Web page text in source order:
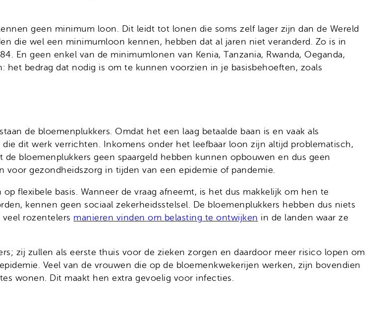
geen minimum loon. Dit leidt tot lonen die soms zelf lager zijn dan de Wereld
die wel een minimumloon kennen, hebben dat al jaren niet veranderd. Zo is in
En geen enkel van de minimumlonen van Kenia, Tanzania, Rwanda, Oeganda,
het bedrag dat nodig is om te kunnen voorzien in je basisbehoeften, zoals
de bloemenplukkers. Omdat het een laag betaalde baan is en vaak als
dit werk verrichten. Inkomens onder het leefbaar loon zijn altijd problematisch,
bloemenplukkers geen spaargeld hebben kunnen opbouwen en dus geen
gezondheidszorg in tijden van een epidemie of pandemie.
flexibele basis. Wanneer de vraag afneemt, is het dus makkelijk om hen te
kennen geen sociaal zekerheidsstelsel. De bloemenplukkers hebben dus niets
rozentelers manieren vinden om belasting te ontwijken in de landen waar ze
zij zullen als eerste thuis voor de zieken zorgen en daardoor meer risico lopen om
Veel van de vrouwen die op de bloemenkwekerijen werken, zijn bovendien
wonen. Dit maakt hen extra gevoelig voor infecties.